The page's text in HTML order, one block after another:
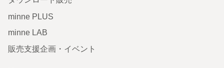
minne PLUS
minne LAB
販売支援企画・イベント